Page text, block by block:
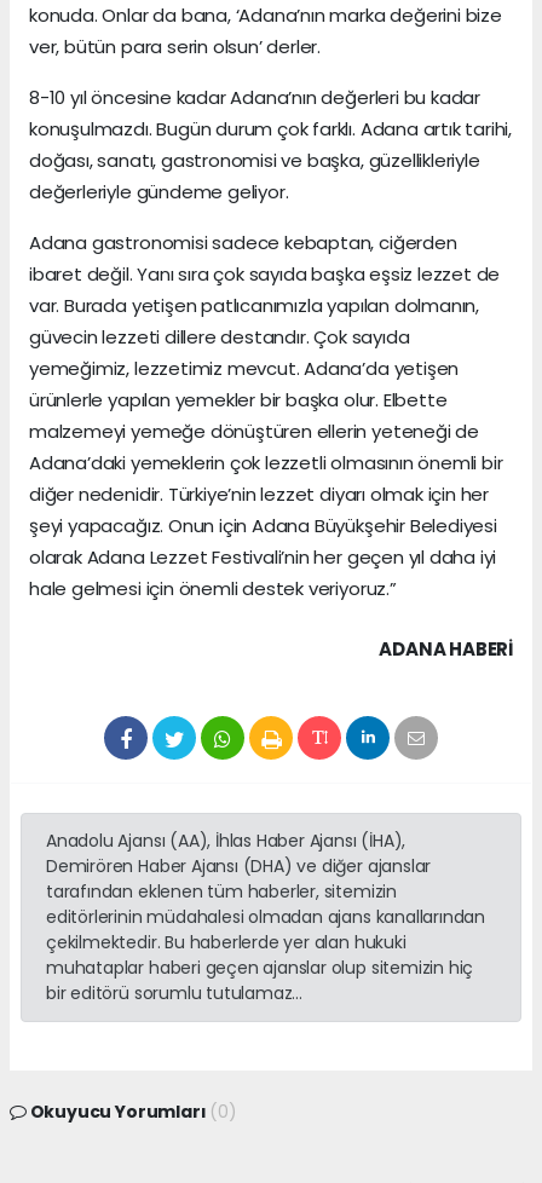
konuda. Onlar da bana, ‘Adana’nın marka değerini bize
ver, bütün para serin olsun’ derler.
8-10 yıl öncesine kadar Adana’nın değerleri bu kadar
konuşulmazdı. Bugün durum çok farklı. Adana artık tarihi,
doğası, sanatı, gastronomisi ve başka, güzellikleriyle
değerleriyle gündeme geliyor.
Adana gastronomisi sadece kebaptan, ciğerden
ibaret değil. Yanı sıra çok sayıda başka eşsiz lezzet de
var. Burada yetişen patlıcanımızla yapılan dolmanın,
güvecin lezzeti dillere destandır. Çok sayıda
yemeğimiz, lezzetimiz mevcut. Adana’da yetişen
ürünlerle yapılan yemekler bir başka olur. Elbette
malzemeyi yemeğe dönüştüren ellerin yeteneği de
Adana’daki yemeklerin çok lezzetli olmasının önemli bir
diğer nedenidir. Türkiye’nin lezzet diyarı olmak için her
şeyi yapacağız. Onun için Adana Büyükşehir Belediyesi
olarak Adana Lezzet Festivali’nin her geçen yıl daha iyi
hale gelmesi için önemli destek veriyoruz.”
ADANA HABERİ
Anadolu Ajansı (AA), İhlas Haber Ajansı (İHA),
Demirören Haber Ajansı (DHA) ve diğer ajanslar
tarafından eklenen tüm haberler, sitemizin
editörlerinin müdahalesi olmadan ajans kanallarından
çekilmektedir. Bu haberlerde yer alan hukuki
muhataplar haberi geçen ajanslar olup sitemizin hiç
bir editörü sorumlu tutulamaz...
Okuyucu Yorumları (0)